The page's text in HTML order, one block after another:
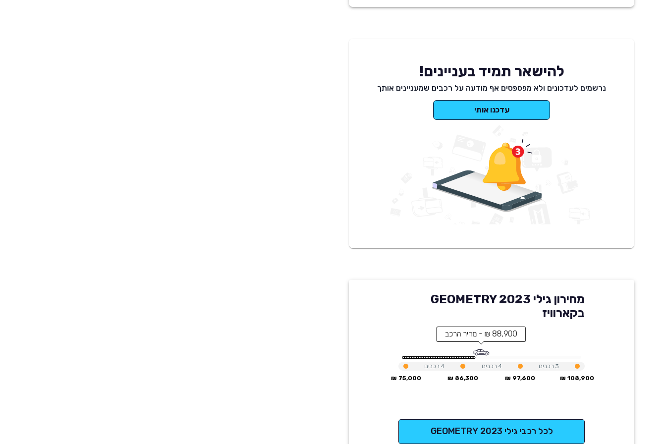
להישאר תמיד בעניינים!
נרשמים לעדכונים ולא מפספסים אף מודעה על רכבים שמעניינים אותך
עדכנו אותי
מחירון גילי GEOMETRY 2023
בקארוויז
88,900 ₪ - מחיר הרכב
75,000 ₪
4רכבים
86,300 ₪
4 רכבים
97,600 ₪
3רכבים
108,900 ₪
לכל רכבי גילי GEOMETRY 2023